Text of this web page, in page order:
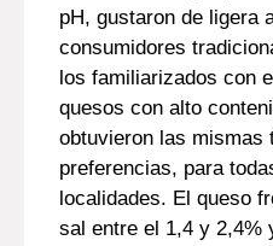
pH, gustaron de ligera
consumidores
los familiarizados con
quesos con alto
obtuvieron las mismas
preferencias, para
localidades. El queso
sal entre el 1,4 y 2,4%